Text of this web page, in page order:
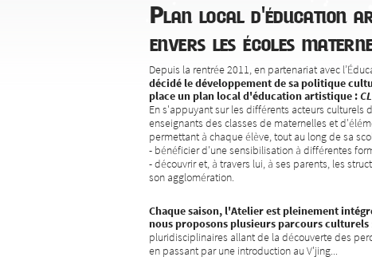
Plan local d'éducation
envers les écoles
Depuis la rentrée 2011, en partenariat avec
décidé le développement de sa politique
place un plan local d'éducation artistique :
En s'appuyant sur les différents acteurs culturels
enseignants des classes de maternelles et
permettant à chaque élève, tout au long de sa
- bénéficier d'une sensibilisation à différentes
- découvrir et, à travers lui, à ses parents, les
son agglomération.
Chaque saison, l'Atelier est pleinement
nous proposons plusieurs parcours culturels
pluridisciplinaires allant de la découverte des
en passant par une introduction au V'jing...